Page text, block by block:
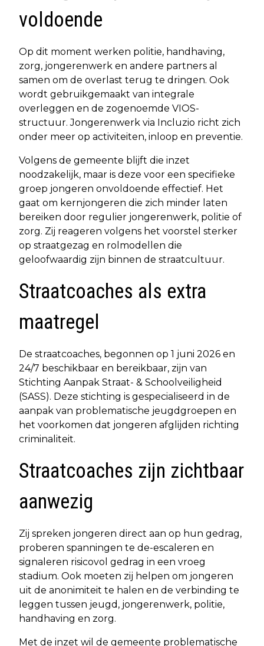
voldoende
Op dit moment werken politie, handhaving,
zorg, jongerenwerk en andere partners al
samen om de overlast terug te dringen. Ook
wordt gebruikgemaakt van integrale
overleggen en de zogenoemde VIOS-
structuur. Jongerenwerk via Incluzio richt zich
onder meer op activiteiten, inloop en preventie.
Volgens de gemeente blijft die inzet
noodzakelijk, maar is deze voor een specifieke
groep jongeren onvoldoende effectief. Het
gaat om kernjongeren die zich minder laten
bereiken door regulier jongerenwerk, politie of
zorg. Zij reageren volgens het voorstel sterker
op straatgezag en rolmodellen die
geloofwaardig zijn binnen de straatcultuur.
Straatcoaches als extra
maatregel
De straatcoaches, begonnen op 1 juni 2026 en
24/7 beschikbaar en bereikbaar, zijn van
Stichting Aanpak Straat- & Schoolveiligheid
(SASS). Deze stichting is gespecialiseerd in de
aanpak van problematische jeugdgroepen en
het voorkomen dat jongeren afglijden richting
criminaliteit.
Straatcoaches zijn zichtbaar
aanwezig
Zij spreken jongeren direct aan op hun gedrag,
proberen spanningen te de-escaleren en
signaleren risicovol gedrag in een vroeg
stadium. Ook moeten zij helpen om jongeren
uit de anonimiteit te halen en de verbinding te
leggen tussen jeugd, jongerenwerk, politie,
handhaving en zorg.
Met de inzet wil de gemeente problematische